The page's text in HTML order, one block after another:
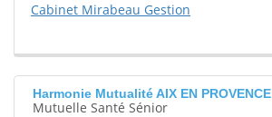
Cabinet Mirabeau Gestion
Harmonie Mutualité AIX EN PROVENCE
Mutuelle Santé Sénior